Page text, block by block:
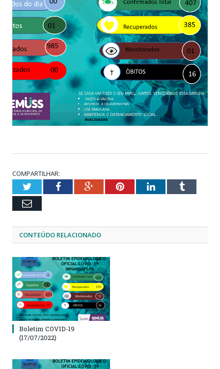
COMPARTILHAR:
TwitterFacebookGoogle+PinterestLinkedInTumblr
Email
CONTEÚDO RELACIONADO
Boletim COVID-19
(17/07/2022)